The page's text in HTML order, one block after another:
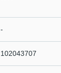
-
102043707